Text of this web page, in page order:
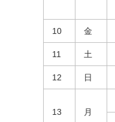
10 金
11 土
12 日
13 月